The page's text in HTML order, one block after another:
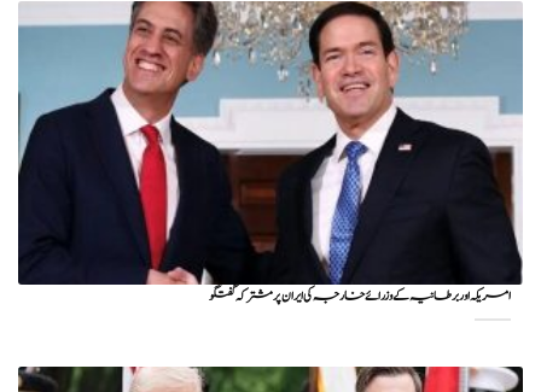
امریکہ اور برطانیہ کے وزرائے خارجہ کی ایران پر مشترکہ گفتگو